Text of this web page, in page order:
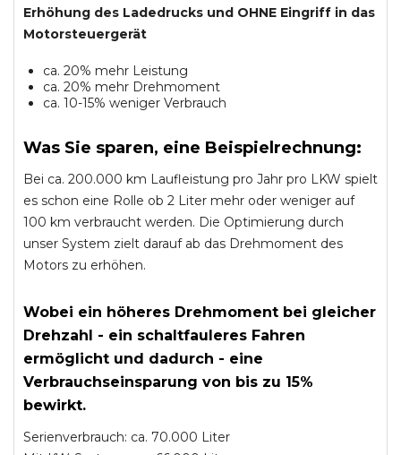
Erhöhung des Ladedrucks und OHNE Eingriff in das
Motorsteuergerät
ca. 20% mehr Leistung
ca. 20% mehr Drehmoment
ca. 10-15% weniger Verbrauch
Was Sie sparen, eine Beispielrechnung:
Bei ca. 200.000 km Laufleistung pro Jahr pro LKW spielt
es schon eine Rolle ob 2 Liter mehr oder weniger auf
100 km verbraucht werden. Die Optimierung durch
unser System zielt darauf ab das Drehmoment des
Motors zu erhöhen.
Wobei ein höheres Drehmoment bei gleicher
Drehzahl - ein schaltfauleres Fahren
ermöglicht und dadurch - eine
Verbrauchseinsparung von bis zu 15%
bewirkt.
Serienverbrauch: ca. 70.000 Liter